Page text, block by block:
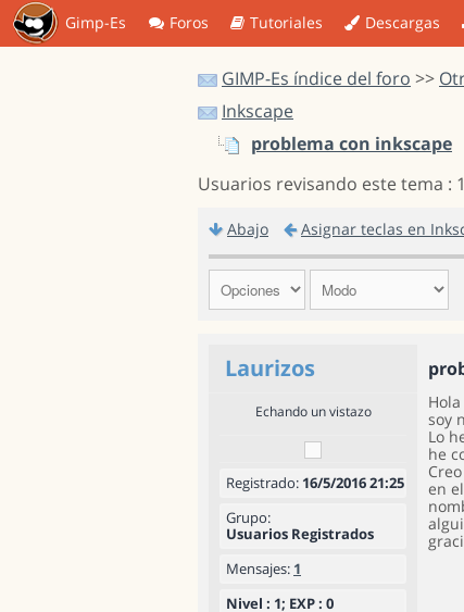
Gimp-Es Foros Tutoriales Descargas
GIMP-Es índice del foro >>
Inkscape
problema con inkscape
Usuarios revisando este tema :
Abajo Asignar teclas en
Laurizos
Echando un vistazo
Registrado: 16/5/2016 21:25
Grupo:
Usuarios Registrados
Mensajes: 1
Nivel : 1; EXP : 0
Hola
soy
Lo
he
en